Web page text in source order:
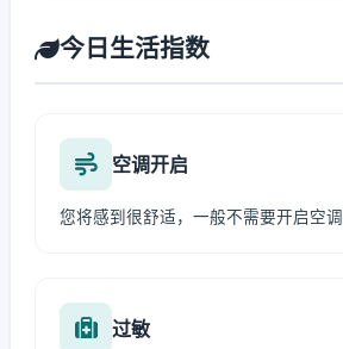
今日生活指数
空调开启
您将感到很舒适，一般不需要开启空调
过敏